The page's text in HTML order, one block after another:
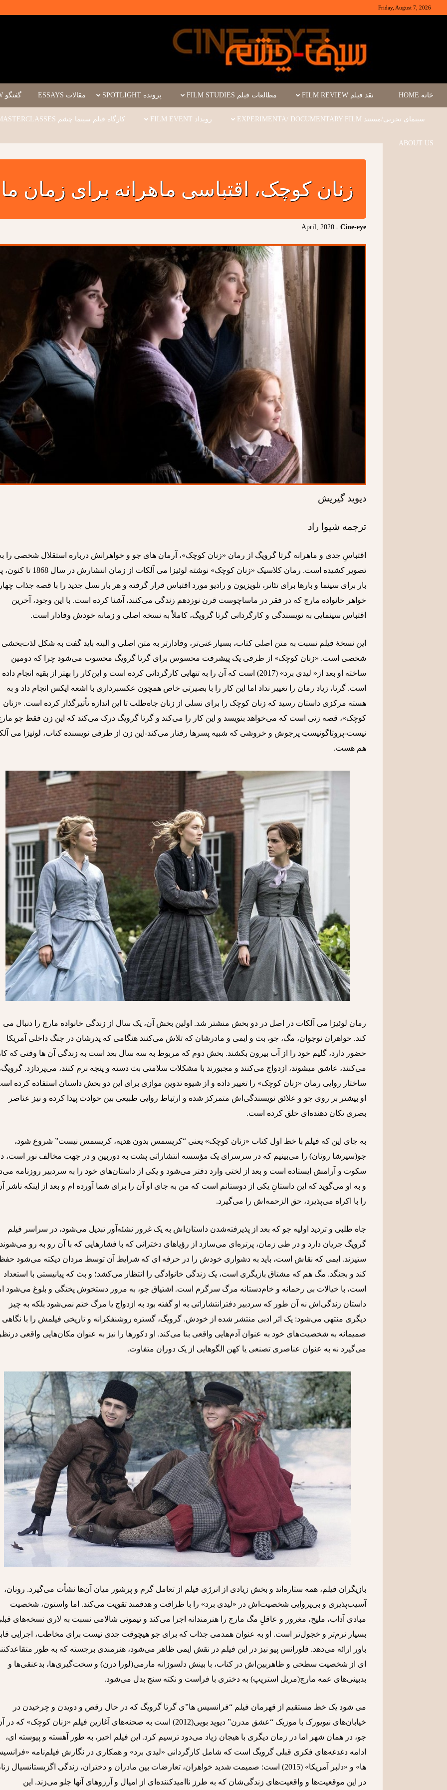
Friday, August 7, 2026
خانه HOME نقد فیلم FILM REVIEW مطالعات فیلم FILM STUDIES پرونده SPOTLIGHT مقالات ESSAYS گفتگو INTERVIEW
سینمای تجربی/مستند EXPERIMENTA/ DOCUMENTARY FILM رویداد FILM EVENT کارگاه فیلم سینما چشم WORKSHOPS/MASTERCLASSES
ABOUT US
زنان کوچک، اقتباسی ماهرانه برای زمان ما
Cine-eye
-
April, 2020
دیوید گیریش
ترجمه شیوا راد
اقتباسِ جدی و ماهرانه گرتا گرویگ از رمان «زنان کوچک»، آرمان های جو و خواهرانش درباره استقلال شخصی را
تصویر کشیده است. رمان کلاسیک «زنان کوچک» نوشته لوئیزا می آلکات از زمان انتشارش
بار برای سینما و بارها برای تئاتر، تلویزیون و رادیو مورد اقتباس قرار گرفته و هر بار نسل جدید را با قصه جذاب
خواهر خانواده مارچ که در فقر در ماساچوست قرن نوزدهم زندگی می‌کنند، آشنا کرده است. با این وجود، آخرین
اقتباس سینمایی به نویسندگی و کارگردانی گرتا گرویگ، کاملاً به نسخه اصلی و زمانه خودش وفادار است.
این نسخۀ فیلم نسبت به متن اصلی کتاب، بسیار غنی‌تر، وفادارتر به متن اصلی و البته باید گفت به شکل
شخصی است. «زنان کوچک» از طرفی یک پیشرفت محسوس برای گرتا گرویگ محسوب می‌شود چرا که دومین
ساخته او بعد از« لیدی برد» (2017) است که آن را به تنهایی کارگردانی کرده است و این‌کار را بهتر از بقیه انجام داده
است. گرتا، زیاد رمان را تغییر نداد اما این کار را با بصیرتی خاص همچون عکسبرداری با اشعه ایکس انجام داد و به
هسته مرکزی داستان رسید که زنان کوچک را برای نسلی از زنان جاه‌طلب تا این اندازه تأثیرگذار کرده است. «زنان
کوچک»، قصه زنی است که می‌خواهد بنویسد و این کار را می‌کند و گرتا گرویگ درک می‌کند که این زن فقط جو
نیست-پروتاگونیستِ پرجوش و خروشی که شبیه پسرها رفتار می‌کند-این زن از طرفی نویسنده کتاب، لوئیزا می
هم هست.
رمان لوئیزا می آلکات در اصل در دو بخش منشتر شد. اولین بخش آن، یک سال از زندگی خانواده مارچ را دنبال می
کند. خواهران نوجوان، مگ، جو، بث و ایمی و مادرشان که تلاش می‌کنند هنگامی که پدرشان در جنگ داخلی آمریکا
حضور دارد، گلیم خود را از آب بیرون بکشند. بخش دوم که مربوط به سه سال بعد است به زندگی آن ها وقتی که
می‌کنند، عاشق میشوند، ازدواج می‌کنند و مجبورند با مشکلات سلامتی بث دسته و پنجه نرم کنند، می‌پردازد.
ساختار روایی رمان «زنان کوچک» را تغییر داده و از شیوه تدوین موازی برای این دو بخش داستان استفاده کرده
او بیشتر بر روی جو و علائق نویسندگی‌اش متمرکز شده و ارتباط روایی طبیعی بین حوادث پیدا کرده و نیز عناصر
بصری تکان دهنده‌ای خلق کرده است.
به جای این که فیلم با خط اول کتاب «زنان کوچک» یعنی “کریسمس بدون هدیه، کریسمس نیست” شروع شود،
جو(سیرشا رونان) را می‌بینیم که در سرسرای یک مؤسسه انتشاراتی پشت به دوربین و در جهت مخالف نور است،
سکوت و آرامش ایستاده است و بعد از لختی وارد دفتر می‌شود و یکی از داستان‌های خود را به سردبیر روزنامه
و به او می‌گوید که این داستانِ یکی از دوستانم است که من به جای او آن را برای شما آورده ام و بعد از اینکه ناشر
را با اکراه می‌پذیرد، حق الزحمه‌اش را می‌گیرد.
جاه طلبی و تردید اولیه جو که بعد از پذیرفته‌شدن داستان‌اش به یک غرور نشئه‌آور تبدیل می‌شود، در سراسر فیلم
گرویگ جریان دارد و در طی زمان، پرتره‌ای می‌سازد از رؤیاهای دخترانی که با فشارهایی که با آن رو به رو
ستیزند. ایمی که نقاش است، باید به دشواری خودش را در حرفه ای که شرایط آن توسط مردان دیکته می‌شود
کند و بجنگد. مگ هم که مشتاق بازیگری است، یک زندگی خانوادگی را انتظار می‌کشد؛ و بث که پیانیستی با استعداد
است، با خیالات بی رحمانه و خام‌دستانه مرگ سرگرم است. اشتیاق جو، به مرور دستخوش پختگی و بلوغ می‌شود
داستان زندگی‌اش نه آن طور که سردبیر دفترانتشاراتی به او گفته بود به ازدواج یا مرگ ختم نمی‌شود بلکه به چیز
دیگری منتهی می‌شود: یک اثر ادبی منتشر شده از خودش. گرویگ، گستره روشنفکرانه و تاریخی فیلمش را با نگاهی
صمیمانه به شخصیت‌های خود به عنوان آدم‌هایی واقعی بنا می‌کند. او دکورها را نیز به عنوان مکان‌هایی واقعی
می‌گیرد نه به عنوان عناصری تصنعی یا کهن الگوهایی از یک دوران متفاوت.
بازیگران فیلم، همه ستاره‌اند و بخش زیادی از انرژی فیلم از تعامل گرم و پرشور میان آن‌ها نشأت می‌گیرد. رونان،
آسیب‌پذیری و بی‌پروایی شخصیت‌اش در «لیدی برد» را با ظرافت و هدفمند تقویت می‌کند. اما واستون، شخصیت
مبادی آداب، ملیح، مغرور و عاقلِ مگ مارچ را هنرمندانه اجرا می‌کند و تیموتی شالامی نسبت به لاری نسخه‌های
بسیار نرم‌تر و خجول‌تر است. او به عنوان همدمی جذاب که برای جو هیچوقت جدی نیست برای مخاطب، اجرایی
باور ارائه می‌دهد. فلورانس پیو نیز در این فیلم در نقش ایمی ظاهر می‌شود، هنرمندی برجسته که به طور
ای از شخصیت سطحی و ظاهربین‌اش در کتاب، با بینش دلسوزانه مارمی(لورا درن) و سخت‌گیری‌ها، بدعنقی‌ها و
بدبینی‌های عمه مارچ(مریل استریپ) به دختری با فراست و نکته سنج بدل می‌شود.
می شود یک خط مستقیم از قهرمان فیلم “فرانسیس ها”ی گرتا گرویگ که در حال رقص و دویدن و چرخیدن در
خیابان‌های نیویورک با موزیک “عشق مدرن” دیوید بویی(2012) است به صحنه‌های آغازین فیلم «زنان کوچک» که
جو، در همان شهر اما در زمان دیگری با هیجان زیاد می‌دود ترسیم کرد. این فیلم اخیر، به طور آهسته و پیوسته ای،
ادامه دغدغه‌های فکری قبلی گرویگ است که شامل کارگردانی «لیدی برد» و همکاری در نگارش فیلم‌نامه
ها» و «دلبر آمریکا» (2015) است: صمیمت شدید خواهران، تعارضات بین مادران و دختران، زندگی اگزیستانسیال
در این موقعیت‌ها و واقعیت‌های زندگی‌شان که به طرز ناامیدکننده‌ای از امیال و آرزوهای آنها جلو می‌زند. این